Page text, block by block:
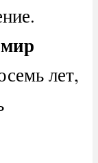
лет,